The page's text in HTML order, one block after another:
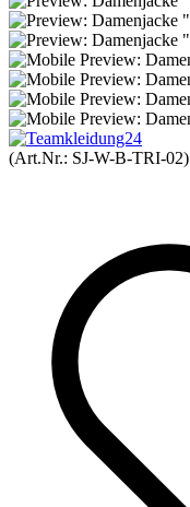
(Art.Nr.: SJ-W-B-TRI-02)